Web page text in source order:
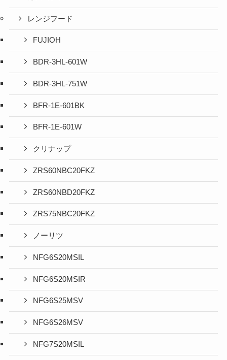
レンジフード
FUJIOH
BDR-3HL-601W
BDR-3HL-751W
BFR-1E-601BK
BFR-1E-601W
クリナップ
ZRS60NBC20FKZ
ZRS60NBD20FKZ
ZRS75NBC20FKZ
ノーリツ
NFG6S20MSIL
NFG6S20MSIR
NFG6S25MSV
NFG6S26MSV
NFG7S20MSIL